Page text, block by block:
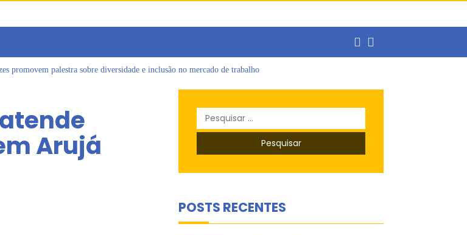
promovem palestra sobre diversidade e inclusão no mercado de trabalho
de Conhecimento em Bem-Estar Animal no Parque dos Ipês
Arujá não registra casos de sarampo há 6 anos
Legislativo com participação em Sessão Simulada
Arujá
Pesquisar
por:
POSTS RECENTES